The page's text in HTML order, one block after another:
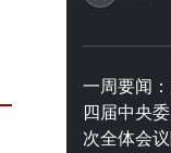
一周要闻
四届中央
次全体会